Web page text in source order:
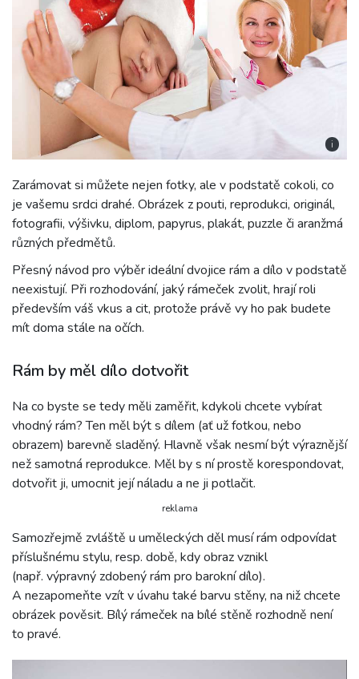
i
Zarámovat si můžete nejen fotky, ale v podstatě cokoli, co
je vašemu srdci drahé. Obrázek z pouti, reprodukci, originál,
fotografii, výšivku, diplom, papyrus, plakát, puzzle či aranžmá
různých předmětů.
Přesný návod pro výběr ideální dvojice rám a dílo v podstatě
neexistují. Při rozhodování, jaký rámeček zvolit, hrají roli
především váš vkus a cit, protože právě vy ho pak budete
mít doma stále na očích.
Rám by měl dílo dotvořit
Na co byste se tedy měli zaměřit, kdykoli chcete vybírat
vhodný rám? Ten měl být s dílem (ať už fotkou, nebo
obrazem) barevně sladěný. Hlavně však nesmí být výraznější
než samotná reprodukce. Měl by s ní prostě korespondovat,
dotvořit ji, umocnit její náladu a ne ji potlačit.
reklama
Samozřejmě zvláště u uměleckých děl musí rám odpovídat
příslušnému stylu, resp. době, kdy obraz vznikl
(např. výpravný zdobený rám pro barokní dílo).
A nezapomeňte vzít v úvahu také barvu stěny, na niž chcete
obrázek pověsit. Bílý rámeček na bílé stěně rozhodně není
to pravé.